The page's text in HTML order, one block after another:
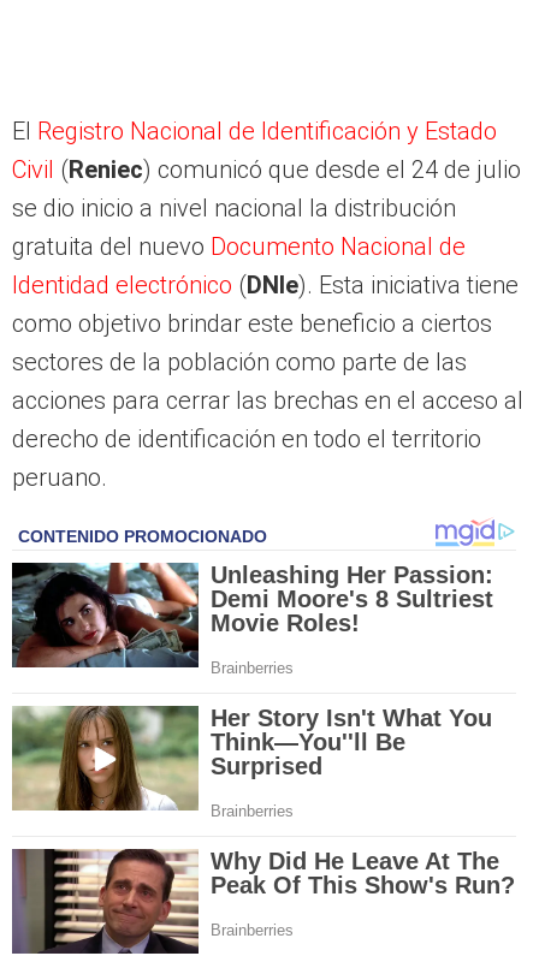
El Registro Nacional de Identificación y Estado
Civil (Reniec) comunicó que desde el 24 de julio
se dio inicio a nivel nacional la distribución
gratuita del nuevo Documento Nacional de
Identidad electrónico (DNIe). Esta iniciativa tiene
como objetivo brindar este beneficio a ciertos
sectores de la población como parte de las
acciones para cerrar las brechas en el acceso al
derecho de identificación en todo el territorio
peruano.